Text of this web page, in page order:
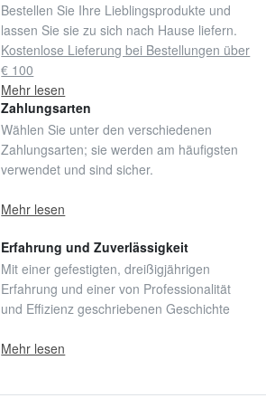
Bestellen Sie Ihre Lieblingsprodukte und
lassen Sie sie zu sich nach Hause liefern.
Kostenlose Lieferung bei Bestellungen über
€ 100
Mehr lesen
Zahlungsarten
Wählen Sie unter den verschiedenen
Zahlungsarten; sie werden am häufigsten
verwendet und sind sicher.
Mehr lesen
Erfahrung und Zuverlässigkeit
Mit einer gefestigten, dreißigjährigen
Erfahrung und einer von Professionalität
und Effizienz geschriebenen Geschichte
Mehr lesen